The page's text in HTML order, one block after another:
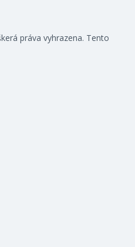
práva vyhrazena. Tento